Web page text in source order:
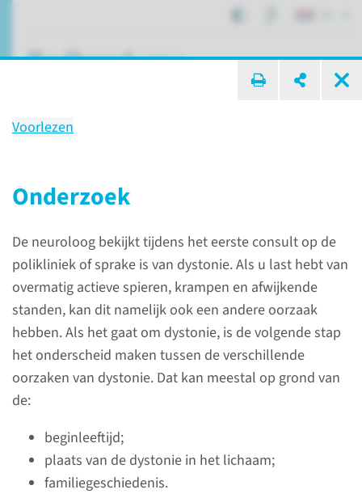
Voorlezen
Onderzoek
De neuroloog bekijkt tijdens het eerste consult op de
polikliniek of sprake is van dystonie. Als u last hebt van
overmatig actieve spieren, krampen en afwijkende
standen, kan dit namelijk ook een andere oorzaak
hebben. Als het gaat om dystonie, is de volgende stap
het onderscheid maken tussen de verschillende
oorzaken van dystonie. Dat kan meestal op grond van
de:
beginleeftijd;
plaats van de dystonie in het lichaam;
familiegeschiedenis.
Wat is dystonie?
Dystonie is een neurologische
bewegingsstoornis waarbij
bepaalde spieren in het
bewegingen en afwijkende
standen van aangedane
lichaamsdelen.